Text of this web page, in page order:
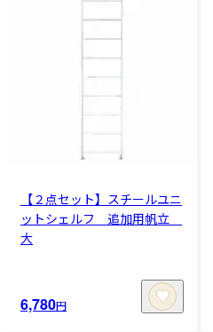
【２点セット】スチールユニ
ットシェルフ 追加用帆立
大
6,780円